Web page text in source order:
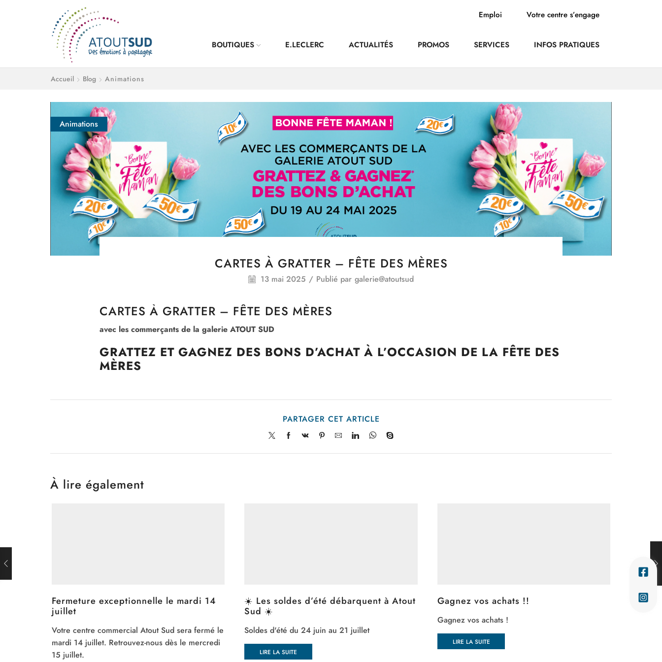
Emploi Votre centre s’engage
BOUTIQUES E.LECLERC ACTUALITÉS PROMOS SERVICES INFOS PRATIQUES
Accueil Blog Animations
Animations
CARTES À GRATTER – FÊTE DES MÈRES
13 mai 2025 / Publié par galerie@atoutsud
CARTES À GRATTER – FÊTE DES MÈRES
avec les commerçants de la galerie ATOUT SUD
GRATTEZ ET GAGNEZ DES BONS D’ACHAT À L’OCCASION DE LA FÊTE DES
MÈRES
PARTAGER CET ARTICLE
À lire également
Fermeture exceptionnelle le mardi 14
juillet
Votre centre commercial Atout Sud sera fermé le
mardi 14 juillet. Retrouvez-nous dès le mercredi
15 juillet.
☀️ Les soldes d’été débarquent à Atout
Sud ☀️
Soldes d'été du 24 juin au 21 juillet
LIRE LA SUITE
Gagnez vos achats !!
Gagnez vos achats !
LIRE LA SUITE
💙